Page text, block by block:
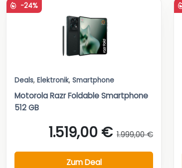
-24%
Deals, Elektronik, Smartphone
Motorola Razr Foldable Smartphone
512 GB
1.519,00 € 1.999,00 €
Zum Deal